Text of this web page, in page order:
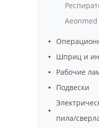
Aeonmed
Шприц и
Рабочие
Подвески
пила/